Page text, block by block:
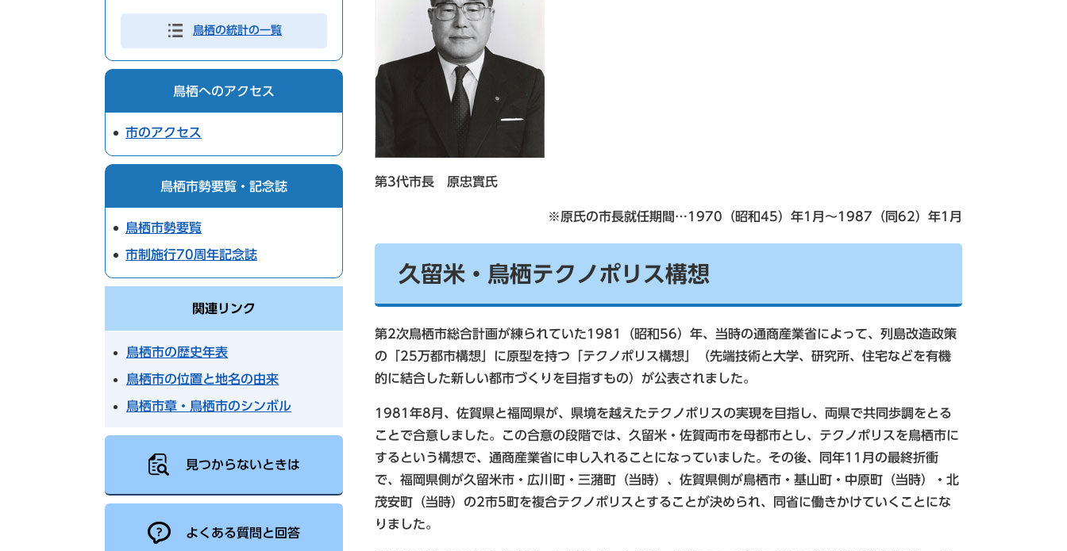
第3代市長 原忠實氏
※原氏の市長就任期間…1970（昭和45）年1月～1987（同62）年1月
久留米・鳥栖テクノポリス構想
第2次鳥栖市総合計画が練られていた1981（昭和56）年、当時の通商産業省によって、列島改造政策
の「25万都市構想」に原型を持つ「テクノポリス構想」（先端技術と大学、研究所、住宅などを有機
的に結合した新しい都市づくりを目指すもの）が公表されました。
1981年8月、佐賀県と福岡県が、県境を越えたテクノポリスの実現を目指し、両県で共同歩調をとる
ことで合意しました。この合意の段階では、久留米・佐賀両市を母都市とし、テクノポリスを鳥栖市に
するという構想で、通商産業省に申し入れることになっていました。その後、同年11月の最終折衝
で、福岡県側が久留米市・広川町・三潴町（当時）、佐賀県側が鳥栖市・基山町・中原町（当時）・北
茂安町（当時）の2市5町を複合テクノポリスとすることが決められ、同省に働きかけていくことにな
りました。
鳥栖の統計の一覧
鳥栖へのアクセス
市のアクセス
鳥栖市勢要覧・記念誌
鳥栖市勢要覧
市制施行70周年記念誌
関連リンク
鳥栖市の歴史年表
鳥栖市の位置と地名の由来
鳥栖市章・鳥栖市のシンボル
見つからないときは
よくある質問と回答